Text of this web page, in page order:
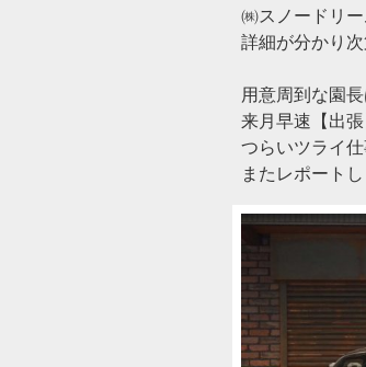
㈱スノードリ
詳細が分かり
用意周到な園長
来月早速【出
つらいツライ
またレポート